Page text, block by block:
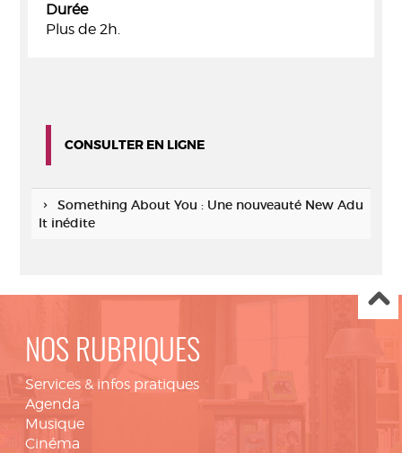
Durée
Plus de 2h.
CONSULTER EN LIGNE
Something About You : Une nouveauté New Adu
lt inédite
NOS RUBRIQUES
Services & infos pratiques
Agenda
Musique
Cinéma